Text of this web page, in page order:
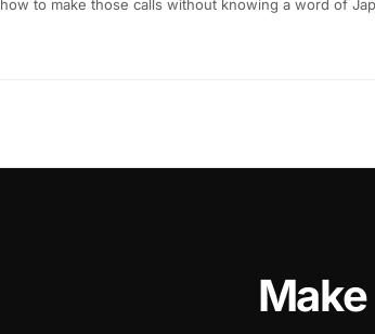
how to make those calls without knowing a word of